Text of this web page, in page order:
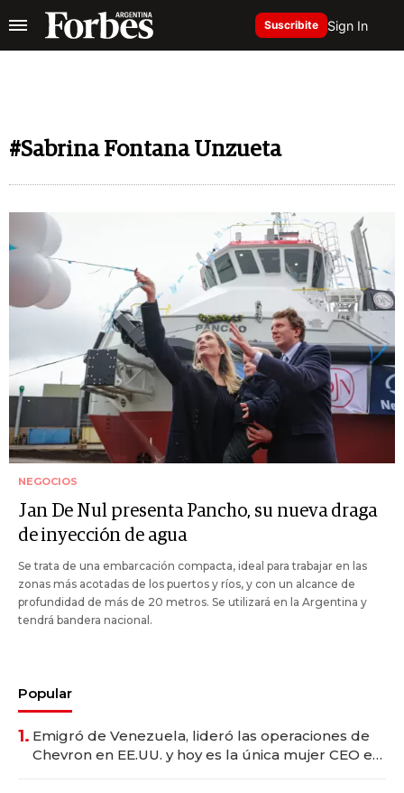
Suscribite Sign In
#Sabrina Fontana Unzueta
NEGOCIOS
Jan De Nul presenta Pancho, su nueva draga
de inyección de agua
Se trata de una embarcación compacta, ideal para trabajar en las
zonas más acotadas de los puertos y ríos, y con un alcance de
profundidad de más de 20 metros. Se utilizará en la Argentina y
tendrá bandera nacional.
Popular
1. Emigró de Venezuela, lideró las operaciones de
Chevron en EE.UU. y hoy es la única mujer CEO en